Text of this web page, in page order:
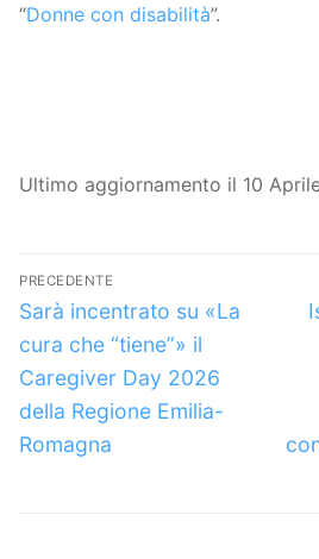
“Donne con disabilità”.
Ultimo aggiornamento il 10
Navigazione
articoli
PRECEDENTE
Articolo
precedente:
Sarà incentrato su «La
cura che “tiene”» il
Caregiver Day 2026
della Regione Emilia-
Romagna